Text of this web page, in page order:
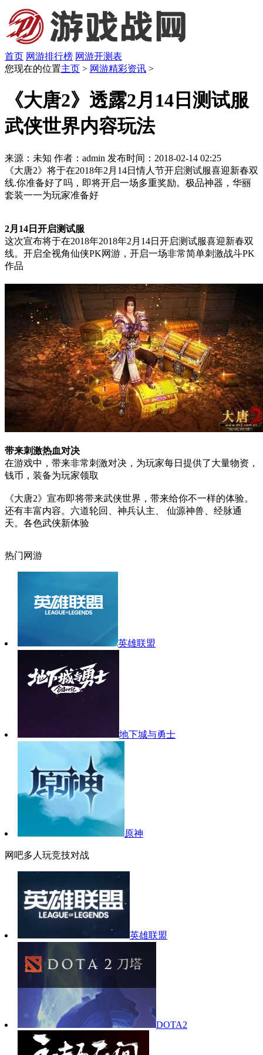
首页 网游排行榜 网游开测表
您现在的位置主页 > 网游精彩资讯 >
《大唐2》透露2月14日测试服
武侠世界内容玩法
来源：未知 作者：admin 发布时间：2018-02-14 02:25
《大唐2》将于在2018年2月14日情人节开启测试服喜迎新春双
线.你准备好了吗，即将开启一场多重奖励。极品神器，华丽
套装一一为玩家准备好
2月14日开启测试服
这次宣布将于在2018年2018年2月14日开启测试服喜迎新春双
线。开启全视角仙侠PK网游，开启一场非常简单刺激战斗PK
作品
带来刺激热血对决
在游戏中，带来非常刺激对决，为玩家每日提供了大量物资，
钱币，装备为玩家领取
《大唐2》宣布即将带来武侠世界，带来给你不一样的体验。
还有丰富内容。六道轮回、神兵认主、 仙源神兽、经脉通
天。各色武侠新体验
热门网游
英雄联盟
地下城与勇士
原神
网吧多人玩竞技对战
英雄联盟
DOTA2